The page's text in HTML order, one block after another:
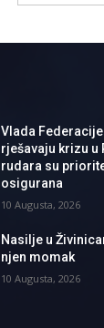
Vlada
rješavaju krizu u
rudara su
osigurana
10 Augusta, 2026
Nasilje u
njen momak
10 Augusta, 2026